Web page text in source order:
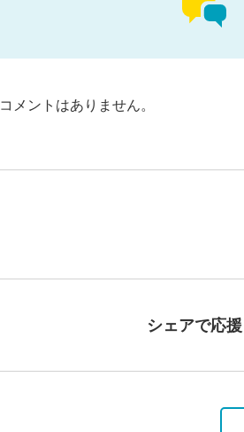
コメントはありません。
シェアで応援